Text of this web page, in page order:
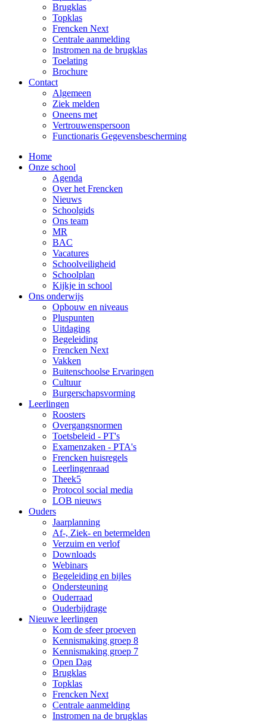
Brugklas
Topklas
Frencken Next
Centrale aanmelding
Instromen na de brugklas
Toelating
Brochure
Contact
Algemeen
Ziek melden
Oneens met
Vertrouwenspersoon
Functionaris Gegevensbescherming
Home
Onze school
Agenda
Over het Frencken
Nieuws
Schoolgids
Ons team
MR
BAC
Vacatures
Schoolveiligheid
Schoolplan
Kijkje in school
Ons onderwijs
Opbouw en niveaus
Pluspunten
Uitdaging
Begeleiding
Frencken Next
Vakken
Buitenschoolse Ervaringen
Cultuur
Burgerschapsvorming
Leerlingen
Roosters
Overgangsnormen
Toetsbeleid - PT's
Examenzaken - PTA's
Frencken huisregels
Leerlingenraad
Theek5
Protocol social media
LOB nieuws
Ouders
Jaarplanning
Af-, Ziek- en betermelden
Verzuim en verlof
Downloads
Webinars
Begeleiding en bijles
Ondersteuning
Ouderraad
Ouderbijdrage
Nieuwe leerlingen
Kom de sfeer proeven
Kennismaking groep 8
Kennismaking groep 7
Open Dag
Brugklas
Topklas
Frencken Next
Centrale aanmelding
Instromen na de brugklas